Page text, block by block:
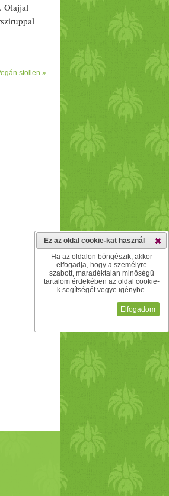
Olajjal
pal
stollen »
Ez az oldal cookie-kat használ
Ha az oldalon böngészik, akkor
elfogadja, hogy a személyre
szabott, maradéktalan minőségű
tartalom érdekében az oldal cookie-
k segítségét vegye igénybe.
Elfogadom